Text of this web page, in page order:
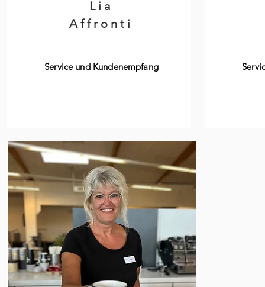
Lia
Affronti
Service und Kundenempfang